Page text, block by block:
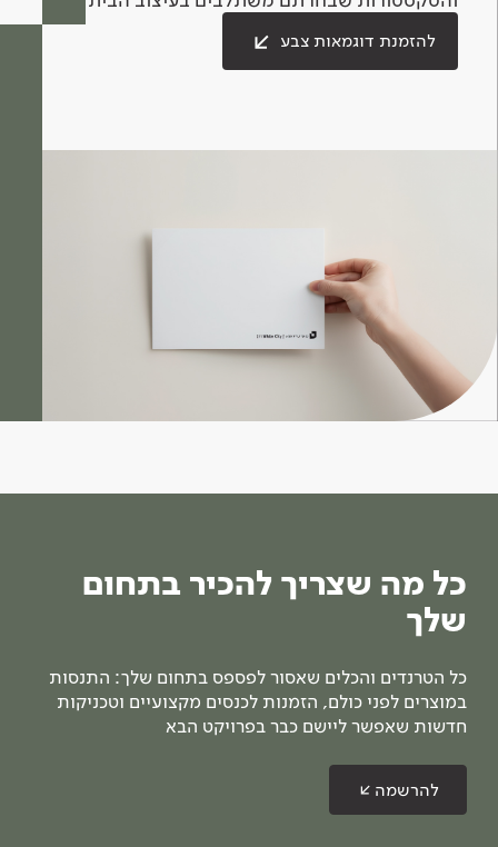
להזמנת דוגמאות צבע
כל מה שצריך להכיר בתחום
שלך
כל הטרנדים והכלים שאסור לפספס בתחום שלך: התנסות
במוצרים לפני כולם, הזמנות לכנסים מקצועיים וטכניקות
חדשות שאפשר ליישם כבר בפרויקט הבא
להרשמה